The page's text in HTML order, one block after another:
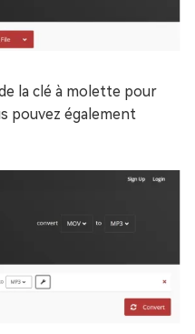
la clé à molette pour
pouvez également